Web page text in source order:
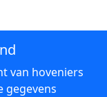
van hoveniers
gegevens